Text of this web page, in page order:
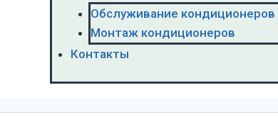
Обслуживание кондиционеров
Монтаж кондиционеров
Контакты